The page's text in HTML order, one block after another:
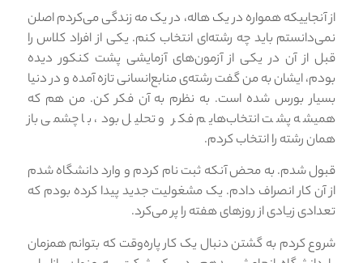
از آنجاییکه همواره در یک هاله، در یک مه زندگی می‌کردم اصلن
نمی‌دانستم باید چه رشته‌ای انتخاب کنم. یکی از افراد کلاس را
قبل از آن در یکی از آزمون‌های آزمایشی پشت کنکور دیده
بودم، ایشان به من گفت رشته‌ی منابع‌انسانی تازه آمده و در دنیا
بسیار بورس شده است. به نظرم به آن فکر کن. من هم که
همیشه پشت انتخاب‌هایم فکر و تحلیل بود، با چشمی باز
همان رشته را انتخاب کردم.
قبول شدم. به محض آنکه ثبت نام کردم و وارد دانشگاه شدم
از آن کار انصراف دادم. یک مشغولیت جدید پیدا کرده بودم که
تعدادی زیادی از روزهای هفته را پر می‌کرد.
شروع کردم به گشتن دنبال یک کار پاره‌وقت که بتوانم همزمان